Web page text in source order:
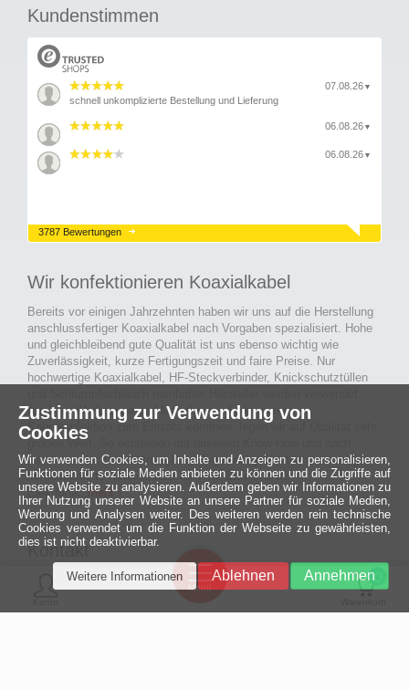
Kundenstimmen
07.08.26 ▼
schnell unkomplizierte Bestellung und Lieferung
06.08.26 ▼
06.08.26 ▼
3787 Bewertungen
Wir konfektionieren Koaxialkabel
Bereits vor einigen Jahrzehnten haben wir uns auf die Herstellung
anschlussfertiger Koaxialkabel nach Vorgaben spezialisiert. Hohe
und gleichbleibend gute Qualität ist uns ebenso wichtig wie
Zuverlässigkeit, kurze Fertigungszeit und faire Preise. Nur
hochwertige Koaxialkabel, HF-Steckverbinder, Knickschutztüllen
Auch an Werkzeuge und Maschinen, die in unserer
Kabelkonfektion zum Einsatz kommen, legen wir auf Qualität sehr
großen Wert. So entstehen mit unserem Know-How und nach
passieren der Endkontrolle langlebige und qualitativ hochwertige
konfektionierte Koaxialkabel für viele Bereiche der
Elektronik.mehr ›
Kontakt
MCE Mauritz Electronics
0
Menü
Ein halbes
Jahrhundert
technologische
Zustimmung zur Verwendung von
Cookies
Wir verwenden Cookies, um Inhalte und Anzeigen zu personalisieren,
Funktionen für soziale Medien anbieten zu können und die Zugriffe auf
unsere Website zu analysieren. Außerdem geben wir Informationen zu
Ihrer Nutzung unserer Website an unsere Partner für soziale Medien,
Werbung und Analysen weiter. Des weiteren werden rein technische
Cookies verwendet um die Funktion der Webseite zu gewährleisten,
dies ist nicht deaktivierbar.
Annehmen
Ablehnen
Weitere Informationen